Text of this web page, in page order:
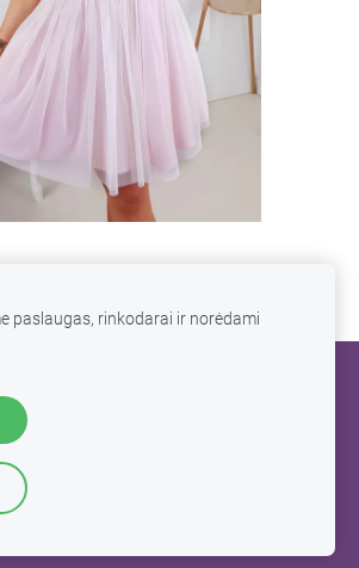
paslaugas, rinkodarai ir norėdami